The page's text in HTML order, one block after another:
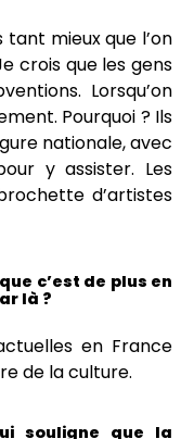
tant mieux que l’on
crois que les gens
Lorsqu’on
Pourquoi ? Ils
nationale, avec
y assister. Les
d’artistes
c’est de plus en
là ?
en France
de la culture.
souligne que la